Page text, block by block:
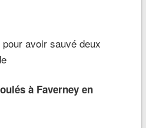
à Faverney en